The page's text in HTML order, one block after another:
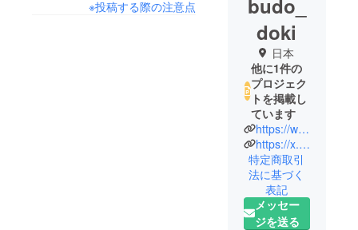
※投稿する際の注意点
doki
日本
他に1件の
プロジェク
トを掲載し
ています
https://www.instagram.com/budo__doki?igsh=aXE2YW4wc3d2MDc0
https://x.com/heracoltd
特定商取引
法に基づく
表記
メッセー
ジを送る